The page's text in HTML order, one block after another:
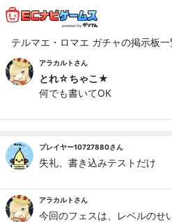
テルマエ・ロマエ ガチャの掲示板一
アラカルトさん
とれ☆ちゃこ★
何でも書いてOK
プレイヤー10727880さん
失礼、書き込みテストだけ
アラカルトさん
今回のフェスは、レベルのせ